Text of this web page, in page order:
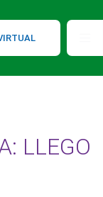
LLEGO